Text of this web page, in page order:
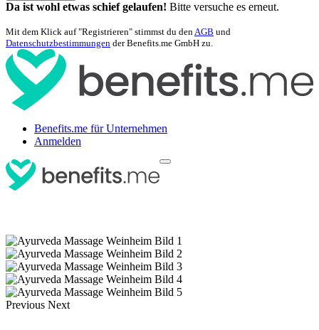
Da ist wohl etwas schief gelaufen! Bitte versuche es erneut.
Mit dem Klick auf "Registrieren" stimmst du denAGB und
Datenschutzbestimmungen der Benefits.me GmbH zu.
Benefits.me für Unternehmen
Anmelden
Previous Next